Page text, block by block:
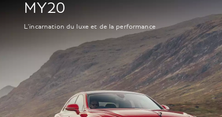
MY20
L'incarnation du luxe et de la performance